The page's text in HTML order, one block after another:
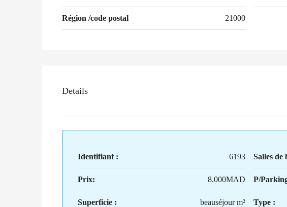
Région /code postal 21000
Details
Identifiant : 6193
Prix: 8.000MAD
Superficie : beauséjour m²
Salles de
P/
Type :